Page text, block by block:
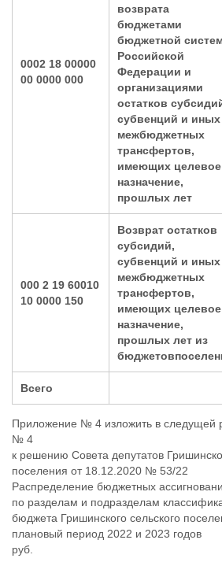
0002 18 00000
00 0000 000
возврата
бюджетами
бюджетной
Российской
Федерации и
организациями
остатков
субвенций и иных
межбюджетных
трансфертов,
имеющих целевое
назначение,
прошлых лет
000 2 19 60010
10 0000 150
Возврат остатков
субсидий,
субвенций и иных
межбюджетных
трансфертов,
имеющих целевое
назначение,
прошлых лет из
Всего
Приложение № 4 изложить в следущей
№ 4
к решению Совета депутатов
поселения от 18.12.2020 № 53/22
Распределение бюджетных
по разделам и подразделам
бюджета Гришинского сельского
плановый период 2022 и 2023 годов
руб.